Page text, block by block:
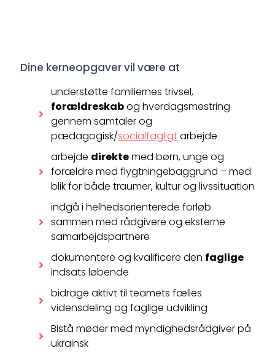
Dine kerneopgaver vil være at
understøtte familiernes trivsel,
forældreskabog hverdagsmestring
gennem samtaler og
pædagogisk/socialfagligtarbejde
arbejde direktemed børn, unge og
forældre med flygtningebaggrund – med
blik for både traumer, kultur og livssituation
indgå i helhedsorienterede forløb
sammen med rådgivere og eksterne
samarbejdspartnere
dokumentere og kvalificere den faglige
indsats løbende
bidrage aktivt til teamets fælles
vidensdeling og faglige udvikling
Bistå møder med myndighedsrådgiver på
ukrainsk